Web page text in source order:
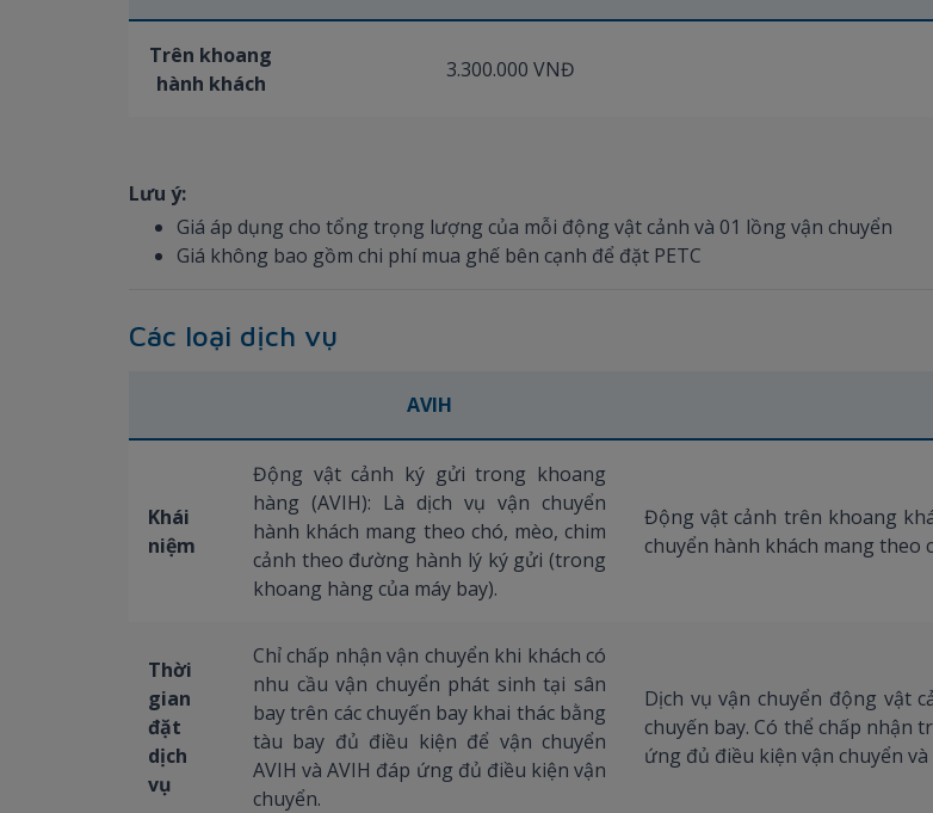
Trên khoang
hành khách
3.300.000 VNĐ
Lưu ý:
Giá áp dụng cho tổng trọng lượng của mỗi động vật cảnh và 01 lồng vận chuyển
Giá không bao gồm chi phí mua ghế bên cạnh để đặt PETC
Các loại dịch vụ
AVIH
Khái
niệm
Động vật cảnh ký gửi trong khoang
hàng (AVIH): Là dịch vụ vận chuyển
hành khách mang theo chó, mèo, chim
cảnh theo đường hành lý ký gửi (trong
khoang hàng của máy bay).
Động vật cảnh trên khoang
chuyển hành khách mang theo
Thời
gian
đặt
dịch
vụ
Chỉ chấp nhận vận chuyển khi khách có
nhu cầu vận chuyển phát sinh tại sân
bay trên các chuyến bay khai thác bằng
tàu bay đủ điều kiện để vận chuyển
AVIH và AVIH đáp ứng đủ điều kiện vận
chuyển.
Dịch vụ vận chuyển động vật
chuyến bay. Có thể chấp nhận
ứng đủ điều kiện vận chuyển